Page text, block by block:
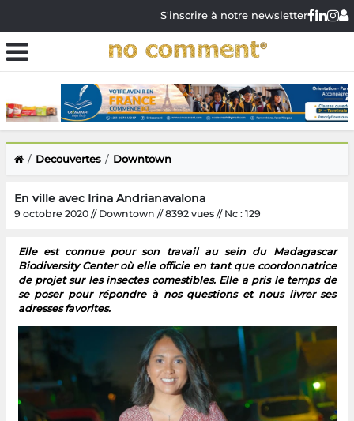
S'inscrire à notre newsletter
Decouvertes Downtown
En ville avec Irina Andrianavalona
9 octobre 2020 // Downtown // 8392 vues // Nc : 129
Elle est connue pour son travail au sein du Madagascar
Biodiversity Center où elle officie en tant que coordonnatrice
de projet sur les insectes comestibles. Elle a pris le temps de
se poser pour répondre à nos questions et nous livrer ses
adresses favorites.